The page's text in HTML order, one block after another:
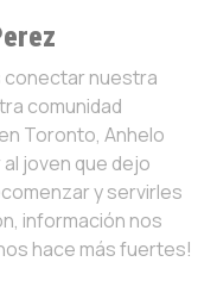
conectar nuestra
comunidad
Toronto, Anhelo
joven que dejo
y servirles
información nos
hace más fuertes!